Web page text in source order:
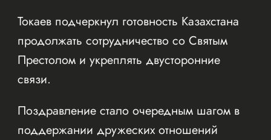
Токаев подчеркнул готовность Казахстана
продолжать сотрудничество со Святым
Престолом и укреплять двусторонние
связи.
Поздравление стало очередным шагом в
поддержании дружеских отношений